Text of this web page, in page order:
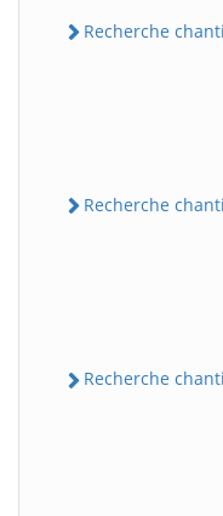
Recherche
Recherche
Recherche